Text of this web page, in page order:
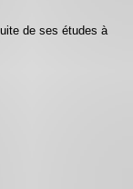
de ses études à